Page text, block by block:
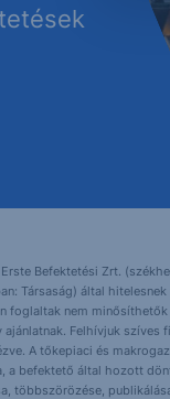
Befektetési Zrt.
Társaság) által
foglaltak nem
Felhívjuk
A tőkepiaci és
a befektető által hozott
többszörözése,